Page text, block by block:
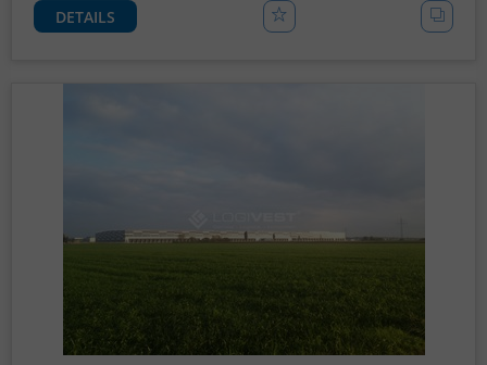
DETAILS